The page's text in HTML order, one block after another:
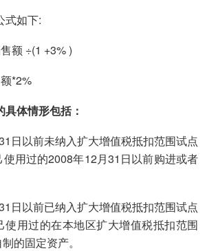
式如下:
额 ÷(1 +3% )
*2%
体情形包括：
日以前未纳入扩大增值税抵扣范围试点
用过的2008年12月31日以前购进或者
日以前已纳入扩大增值税抵扣范围试点
使用过的在本地区扩大增值税抵扣范围
的固定资产。